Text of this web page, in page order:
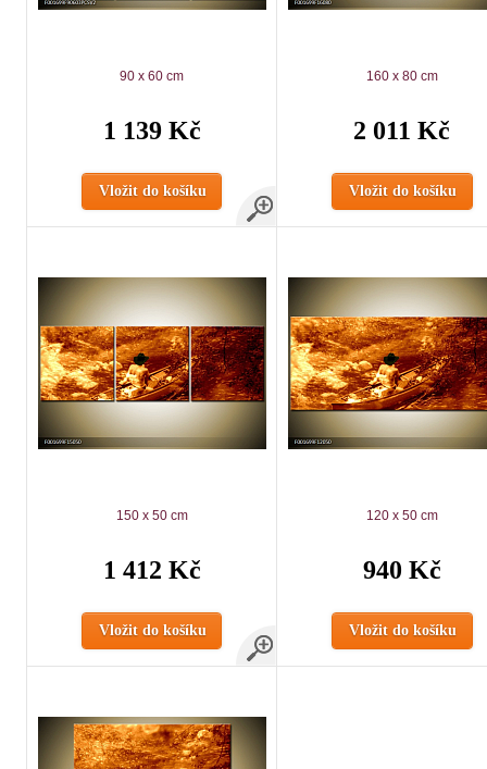
90 x 60 cm
1 139 Kč
Vložit do košíku
160 x 80 cm
2 011 Kč
Vložit do košíku
150 x 50 cm
1 412 Kč
Vložit do košíku
120 x 50 cm
940 Kč
Vložit do košíku